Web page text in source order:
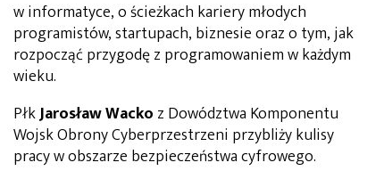
w informatyce, o ścieżkach kariery młodych
programistów, startupach, biznesie oraz o tym, jak
rozpocząć przygodę z programowaniem w każdym
wieku.
PłkJarosław Wacko z Dowództwa Komponentu
Wojsk Obrony Cyberprzestrzeni przybliży kulisy
pracy w obszarze bezpieczeństwa cyfrowego.